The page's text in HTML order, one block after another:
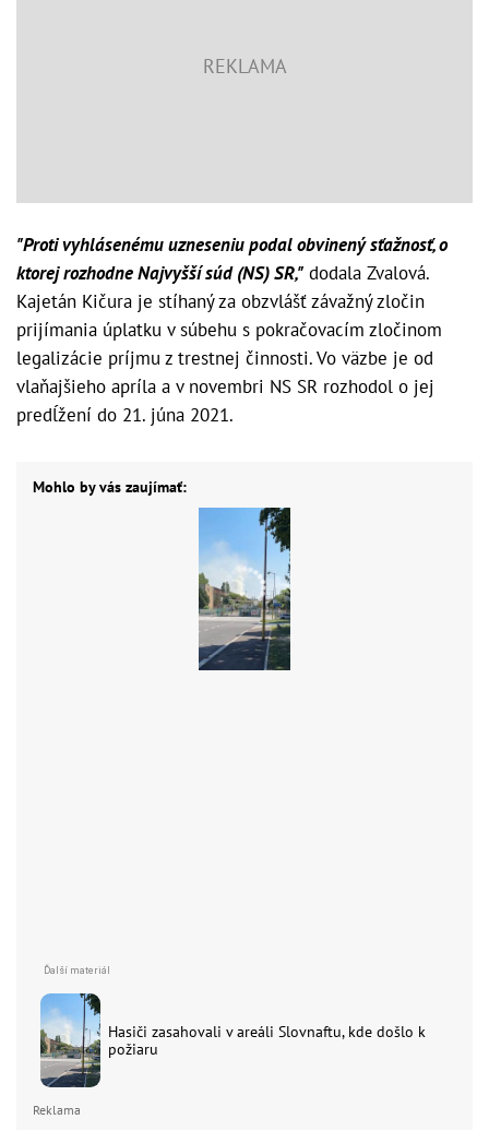
"Proti vyhlásenému uzneseniu podal obvinený sťažnosť, o
ktorej rozhodne Najvyšší súd (NS) SR," dodala Zvalová.
Kajetán Kičura je stíhaný za obzvlášť závažný zločin
prijímania úplatku v súbehu s pokračovacím zločinom
legalizácie príjmu z trestnej činnosti. Vo väzbe je od
vlaňajšieho apríla a v novembri NS SR rozhodol o jej
predĺžení do 21. júna 2021.
Mohlo by vás zaujímať:
Hasiči zasahovali v areáli Slovnaftu, kde došlo k
požiaru
Reklama